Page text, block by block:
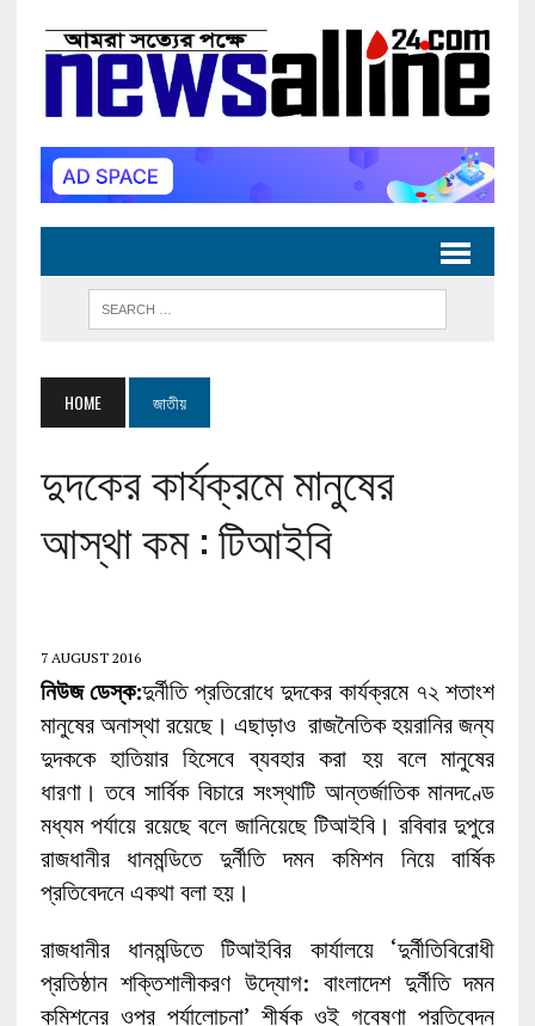
HOME জাতীয়
দুদকের কার্যক্রমে মানুষের
আস্থা কম : টিআইবি
7 AUGUST 2016
নিউজ ডেস্ক:দুর্নীতি প্রতিরোধে দুদকের কার্যক্রমে ৭২ শতাংশ
মানুষের অনাস্থা রয়েছে। এছাড়াও রাজনৈতিক হয়রানির জন্য
দুদককে হাতিয়ার হিসেবে ব্যবহার করা হয় বলে মানুষের
ধারণা। তবে সার্বিক বিচারে সংস্থাটি আন্তর্জাতিক মানদণ্ডে
মধ্যম পর্যায়ে রয়েছে বলে জানিয়েছে টিআইবি। রবিবার দুপুরে
রাজধানীর ধানমন্ডিতে দুর্নীতি দমন কমিশন নিয়ে বার্ষিক
প্রতিবেদনে একথা বলা হয়।
রাজধানীর ধানমন্ডিতে টিআইবির কার্যালয়ে ‘দুর্নীতিবিরোধী
প্রতিষ্ঠান শক্তিশালীকরণ উদ্যোগ: বাংলাদেশ দুর্নীতি দমন
কমিশনের ওপর পর্যালোচনা’ শীর্ষক ওই গবেষণা প্রতিবেদন